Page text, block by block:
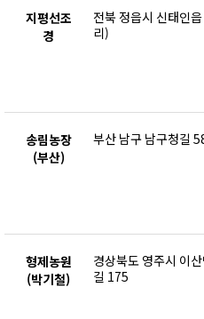
지평선조
경
전북 정읍시 신태인
리)
송림농장
(부산)
부산 남구 남구청길
형제농원
(박기철)
경상북도 영주시 이
길 175